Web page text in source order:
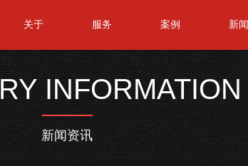
关于 服务 案例 新闻
INFORMATION
新闻资讯